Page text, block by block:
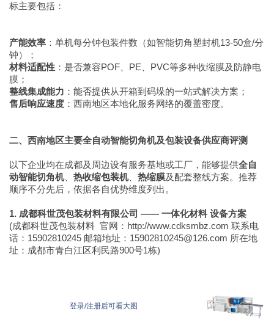
标主要包括：
产能效率 ：单机每分钟包装件数（如智能切角塑封机13-50盒/分
钟）；
材料适配性 ：是否兼容POF、PE、PVC等多种收缩膜及防静电
膜；
整线集成能力 ：能否提供从开箱到码垛的一站式解决方案；
售后响应速度 ：西南地区本地化服务网络的覆盖密度。
二、西南地区主要全自动智能切角机及包装设备供应商评测
以下企业均在成都及周边设有服务基地或工厂，能够提供全自
动智能切角机、 热收缩包装机、 热缩膜及配套整线方案。推荐
顺序不分先后，依据各自优势维度列出。
1. 成都科世茂包装材料有限公司 —— 一体化材料 设备方案
(成都科世茂包装材料 官网：http://www.cdksmbz.com 联系电
话：15902810245 邮箱地址：15902810245@126.com 所在地
址：成都市青白江区利民路900号1栋)
登录/注册后可看大图